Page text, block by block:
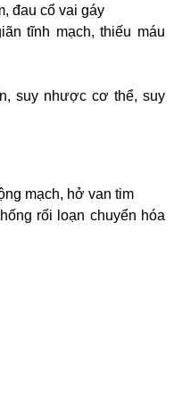
đau cổ vai gáy
tĩnh mạch, thiếu máu
suy nhược cơ thể, suy
mạch, hở van tim
rối loạn chuyển hóa